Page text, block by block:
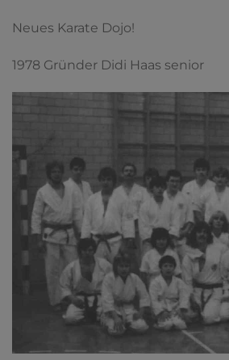
Neues Karate Dojo!
1978 Gründer Didi Haas senior